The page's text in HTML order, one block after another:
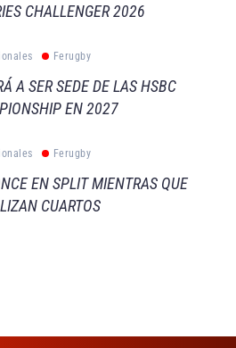
CHALLENGER 2026
Ferugby
A SER SEDE DE LAS HSBC
EN 2027
Ferugby
EN SPLIT MIENTRAS QUE
CUARTOS